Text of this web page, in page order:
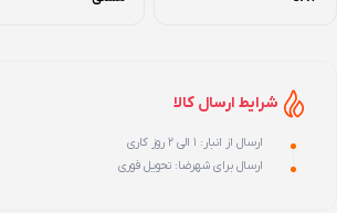
شرایط ارسال کالا
ارسال از انبار: 1 الی 2 روز کاری
ارسال برای شهرضا: تحویل فوری